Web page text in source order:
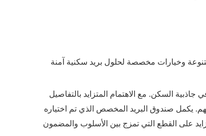
وخيارات مخصصة لحلول بريد سكنية آمنة
جاذبية السكن. مع الاهتمام المتزايد بالتفاصيل
يكمل صندوق البريد المخصص الذي تم اختياره
على القطع التي تمزج بين الأسلوب والمضمون